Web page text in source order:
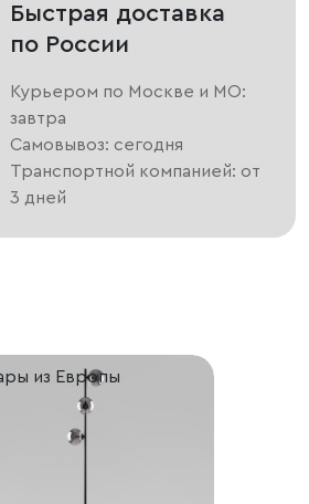
Быстрая доставка
по России
Курьером по Москве и МО:
завтра
Самовывоз: сегодня
Транспортной компанией: от
3 дней
из Европы